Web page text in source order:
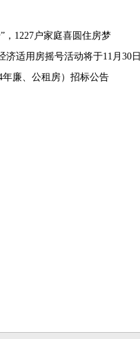
，1227户家庭喜圆住房梦
济适用房摇号活动将于11月30
廉、公租房）招标公告